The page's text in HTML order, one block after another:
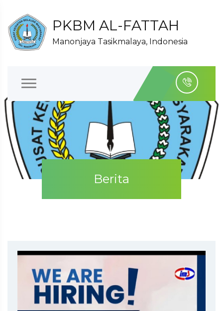
PKBM AL-FATTAH
Manonjaya Tasikmalaya, Indonesia
Berita